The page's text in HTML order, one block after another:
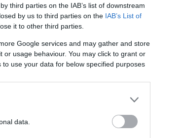
third parties on the IAB’s list of downstream
by us to third parties on the IAB’s List of
it to other third parties.
Google services and may gather and store
usage behaviour. You may click to grant or
use your data for below specified purposes
data.
aminek idén nyár
célja az volt, hogy
a fajnak, valamint a
pedig még inkább nehéz
Felújítva
egyik
Hónapokig